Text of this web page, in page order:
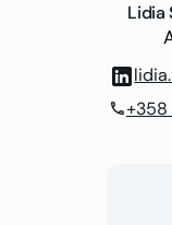
Lidia
phone